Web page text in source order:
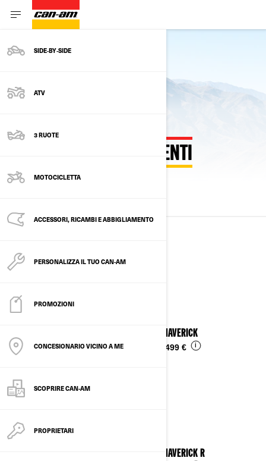
SIDE‑BY‑SIDE
ATV
3 RUOTE
MOTOCICLETTA
ACCESSORI, RICAMBI E ABBIGLIAMENTO
PERSONALIZZA IL TUO CAN-AM
PROMOZIONI
CONCESIONARIO VICINO A ME
SCOPRIRE CAN-AM
PROPRIETARI
Vedere il modello dell'anno in corso
ANNI MODELLO PRECEDENTI
Vedi i dettagli
2025 MAVERICK
30.499 € i
2025 MAVERICK R